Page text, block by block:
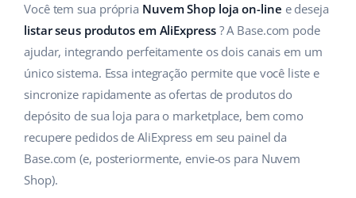
Gestão de Envios
Automação do fluxo de trabalho
IA para ecommerce
Base Analytics
Casa e jardim
Produtos infantis
Peças automotivas
Supermercado
Saúde e beleza
Ajuda
Academy
Serviços
Auditoria de contas
english (US)
english (GB)
english (IN)
čeština
deutsch
Você tem sua própria Nuvem Shop loja on-line e deseja
listar seus produtos em AliExpress ? A Base.com pode
ajudar, integrando perfeitamente os dois canais em um
único sistema. Essa integração permite que você liste e
sincronize rapidamente as ofertas de produtos do
depósito de sua loja para o marketplace, bem como
recupere pedidos de AliExpress em seu painel da
Base.com (e, posteriormente, envie-os para Nuvem
Shop).